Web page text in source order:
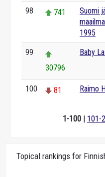
98 741
Suomi
1995
99
30796
Baby
100 81 Raimo
1-100 | 101-
Topical rankings for